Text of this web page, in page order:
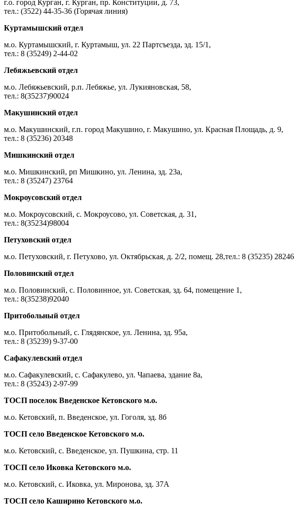
г.о. город Курган, г. Курган, пр. Конституции, д. 73,
тел.: (3522) 44-35-36 (Горячая линия)
Куртамышский отдел
м.о. Куртамышский, г. Куртамыш, ул. 22 Партсъезда, зд. 15/1,
тел.: 8 (35249) 2-44-02
Лебяжьевский отдел
м.о. Лебяжьевский, р.п. Лебяжье, ул. Лукияновская, 58,
тел.: 8(35237)90024
Макушинский отдел
м.о. Макушинский, г.п. город Макушино, г. Макушино, ул. Красная Площадь, д. 9,
тел.: 8 (35236) 20348
Мишкинский отдел
м.о. Мишкинский, рп Мишкино, ул. Ленина, зд. 23а,
тел.: 8 (35247) 23764
Мокроусовский отдел
м.о. Мокроусовский, с. Мокроусово, ул. Советская, д. 31,
тел.: 8(35234)98004
Петуховский отдел
м.о. Петуховский, г. Петухово, ул. Октябрьская, д. 2/2, помещ. 28,тел.: 8 (35235) 28246
Половинский отдел
м.о. Половинский, с. Половинное, ул. Советская, зд. 64, помещение 1,
тел.: 8(35238)92040
Притобольный отдел
м.о. Притобольный, с. Глядянское, ул. Ленина, зд. 95а,
тел.: 8 (35239) 9-37-00
Сафакулевский отдел
м.о. Сафакулевский, с. Сафакулево, ул. Чапаева, здание 8а,
тел.: 8 (35243) 2-97-99
ТОСП поселок Введенское Кетовского м.о.
м.о. Кетовский, п. Введенское, ул. Гоголя, зд. 8б
ТОСП село Введенское Кетовского м.о.
м.о. Кетовский, с. Введенское, ул. Пушкина, стр. 11
ТОСП село Иковка Кетовского м.о.
м.о. Кетовский, с. Иковка, ул. Миронова, зд. 37А
ТОСП село Каширино Кетовского м.о.